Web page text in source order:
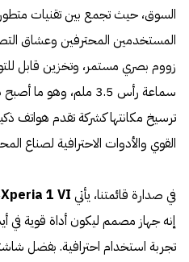
السوق، حيث تجمع بين تقنيات
المستخدمين المحترفين وعشاق
زووم بصري مستمر، وتخزين قابل
سماعة رأس 3.5 ملم، وهو
ترسيخ مكانتها كشركة تقدم هواتف
القوي والأدوات الاحترافية لصناع
في صدارة قائمتنا، يأتي Xperia 1 VI
إنه جهاز مصمم ليكون أداة قوية
تجربة استخدام احترافية. بفضل شاشته